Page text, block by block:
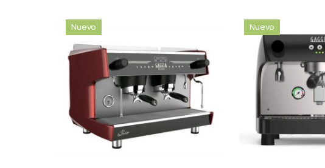
Nuevo Nuevo